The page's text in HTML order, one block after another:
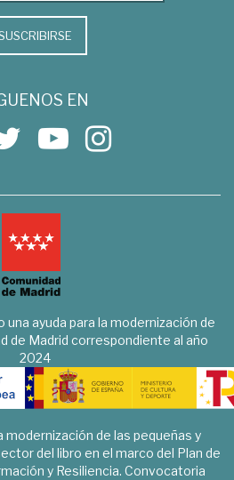
EN
una ayuda para la modernización de
de Madrid correspondiente al año
2024
modernización de las pequeñas y
del libro en el marco del Plan de
y Resiliencia. Convocatoria